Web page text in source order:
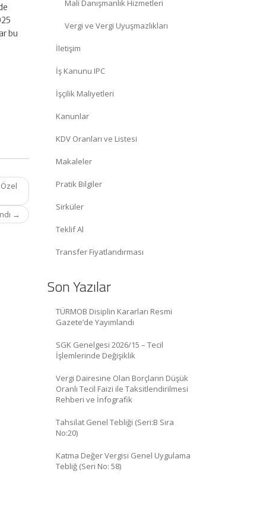
bu
→
Mali Danışmanlık Hizmetleri
Vergi ve Vergi Uyuşmazlıkları
İletişim
İş Kanunu IPC
İşçilik Maliyetleri
Kanunlar
KDV Oranları ve Listesi
Makaleler
Pratik Bilgiler
Sirküler
Teklif Al
Transfer Fiyatlandırması
Son Yazılar
TÜRMOB Disiplin Kararları Resmi
Gazete’de Yayımlandı
SGK Genelgesi 2026/15 – Tecil
İşlemlerinde Değişiklik
Vergi Dairesine Olan Borçların Düşük
Oranlı Tecil Faizi ile Taksitlendirilmesi
Rehberi ve İnfografik
Tahsilat Genel Tebliği (Seri:B Sıra
No:20)
Katma Değer Vergisi Genel Uygulama
Tebliğ (Seri No: 58)